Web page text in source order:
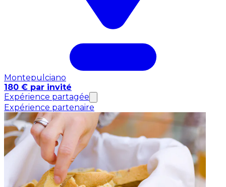
Montepulciano
180 € par invité
Expérience partagée
Expérience partenaire